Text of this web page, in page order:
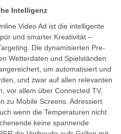
Intelligenz
Video Ad ist die intelligente
und smarter Kreativität –
Die dynamisierten Pre-
Wetterdaten und Spielständen
um automatisiert und
und zwar auf allen relevanten
vor allem über Connected TV,
zu Mobile Screens. Adressiert
wenn die Temperaturen nicht
keine spannende